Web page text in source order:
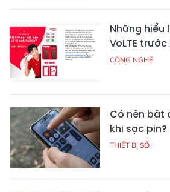
Những hiểu
VoLTE
CÔNG NGHỆ
Có nên bật
khi sạc pin?
THIẾT BỊ SỐ